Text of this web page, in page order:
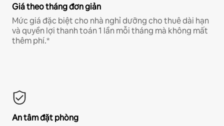
Giá theo tháng đơn giản
Mức giá đặc biệt cho nhà nghỉ dưỡng cho thuê dài hạn
và quyền lợi thanh toán 1 lần mỗi tháng mà không mất
thêm phí.*
An tâm đặt phòng